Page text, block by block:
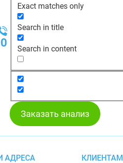
Exact matches only
Search in title
Search in content
Заказать анализ
АДРЕСА КЛИЕНТАМ